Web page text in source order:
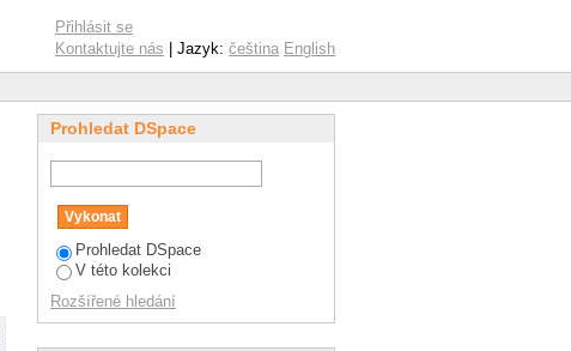
Přihlásit se
Kontaktujte nás | Jazyk: čeština English
Prohledat DSpace
Prohledat DSpace
V této kolekci
Rozšířené hledání